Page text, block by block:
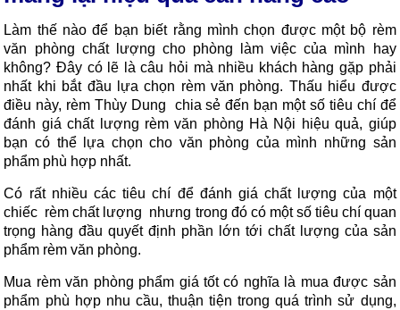
Làm thế nào để bạn biết rằng mình chọn được một bộ rèm
văn phòng chất lượng cho phòng làm việc của mình hay
không? Đây có lẽ là câu hỏi mà nhiều khách hàng gặp phải
nhất khi bắt đầu lựa chọn rèm văn phòng. Thấu hiểu được
điều này, rèm Thùy Dung chia sẻ đến bạn một số tiêu chí để
đánh giá chất lượng rèm văn phòng Hà Nội hiệu quả, giúp
bạn có thể lựa chọn cho văn phòng của mình những sản
phẩm phù hợp nhất.
Có rất nhiều các tiêu chí để đánh giá chất lượng của một
chiếc rèm chất lượng nhưng trong đó có một số tiêu chí quan
trọng hàng đầu quyết định phần lớn tới chất lượng của sản
phẩm rèm văn phòng.
Mua rèm văn phòng phẩm giá tốt có nghĩa là mua được sản
phẩm phù hợp nhu cầu, thuận tiện trong quá trình sử dụng,